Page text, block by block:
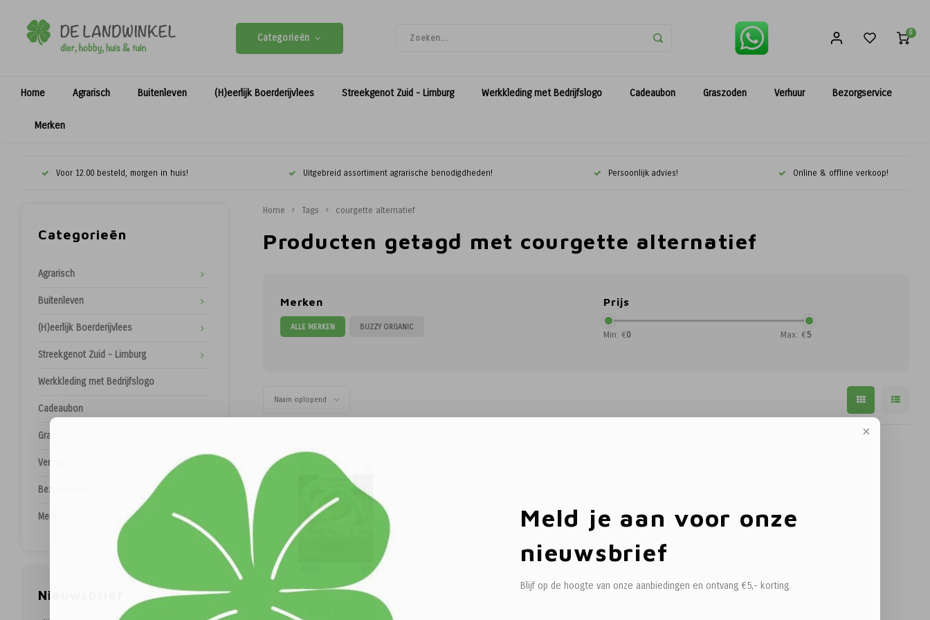
Meld je aan voor onze
nieuwsbrief
Blijf op de hoogte van onze aanbiedingen en ontvang €5,- korting.
Categorieën 0
Home Agrarisch Buitenleven (H)eerlijk Boerderijvlees Streekgenot Zuid - Limburg Werkkleding met Bedrijfslogo Cadeaubon Graszoden Verhuur Bezorgservice
Merken
Voor 12.00 besteld, morgen in huis! Uitgebreid assortiment agrarische benodigdheden! Persoonlijk advies! Online & offline verkoop!
Categorieën
Agrarisch
Buitenleven
(H)eerlijk Boerderijvlees
Streekgenot Zuid - Limburg
Werkkleding met Bedrijfslogo
Cadeaubon
Graszoden
Verhuur
Bezorgservice
Merken
Nieuwsbrief
Home Tags courgette alternatief
Producten getagd met courgette alternatief
Merken
ALLE MERKEN BUZZY ORGANIC
Prijs
Min: €0 Max: €5
Naam oplopend